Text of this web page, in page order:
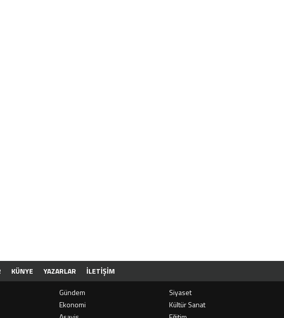
KÜNYE YAZARLAR
İLETIŞIM
Gündem
Siyaset
Ekonomi
Kültür Sanat